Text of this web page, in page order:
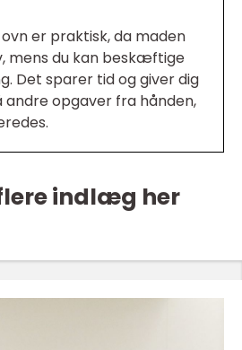
er praktisk, da maden
mens du kan beskæftige
Det sparer tid og giver dig
andre opgaver fra hånden,
indlæg her